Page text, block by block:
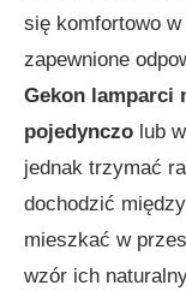
się komfortowo
zapewnione
Gekon lamparci
pojedynczo lub
jednak trzymać
dochodzić
mieszkać w
wzór ich